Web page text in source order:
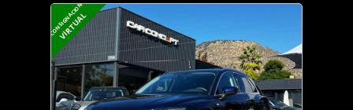
CONSIGNACION
VIRTUAL